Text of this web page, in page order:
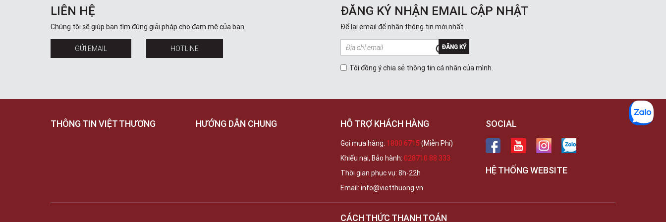
102Q Đường An Dương Vương,
Phường An Đông, TPHCM, Quận 5, Hồ
LIÊN HỆ
Chúng tôi sẽ giúp bạn tìm đúng giải pháp cho đam mê của bạn.
GỬI EMAIL HOTLINE
ĐĂNG KÝ NHẬN EMAIL CẬP NHẬT
Để lại email để nhận thông tin mới nhất.
ĐĂNG KÝ
Tôi đồng ý chia sẻ thông tin cá nhân của mình.
THÔNG TIN VIỆT THƯƠNG HƯỚNG DẪN CHUNG HỖ TRỢ KHÁCH HÀNG
Gọi mua hàng: 1800 6715 (Miễn Phí)
Khiếu nại, Bảo hành: 028710 88 333
Thời gian phục vụ: 8h-22h
Email: info@vietthuong.vn
SOCIAL
HỆ THỐNG WEBSITE
CÁCH THỨC THANH TOÁN